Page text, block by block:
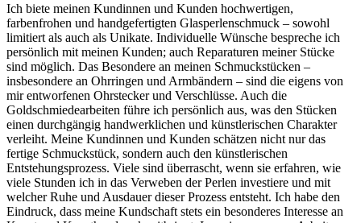
Ich biete meinen Kundinnen und Kunden hochwertigen,
farbenfrohen und handgefertigten Glasperlenschmuck – sowohl
limitiert als auch als Unikate. Individuelle Wünsche bespreche ich
persönlich mit meinen Kunden; auch Reparaturen meiner Stücke
sind möglich. Das Besondere an meinen Schmuckstücken –
insbesondere an Ohrringen und Armbändern – sind die eigens von
mir entworfenen Ohrstecker und Verschlüsse. Auch die
Goldschmiedearbeiten führe ich persönlich aus, was den Stücken
einen durchgängig handwerklichen und künstlerischen Charakter
verleiht. Meine Kundinnen und Kunden schätzen nicht nur das
fertige Schmuckstück, sondern auch den künstlerischen
Entstehungsprozess. Viele sind überrascht, wenn sie erfahren, wie
viele Stunden ich in das Verweben der Perlen investiere und mit
welcher Ruhe und Ausdauer dieser Prozess entsteht. Ich habe den
Eindruck, dass meine Kundschaft stets ein besonderes Interesse an